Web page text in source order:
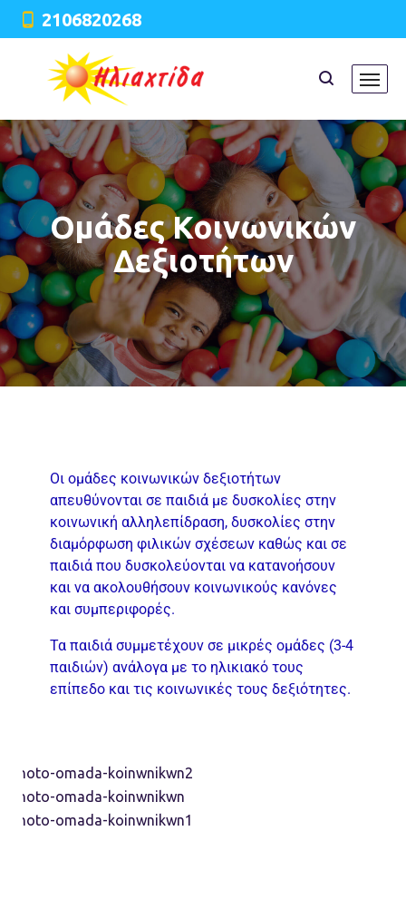
2106820268
Ομάδες Κοινωνικών
Δεξιοτήτων
Οι ομάδες κοινωνικών δεξιοτήτων
απευθύνονται σε παιδιά με δυσκολίες στην
κοινωνική αλληλεπίδραση, δυσκολίες στην
διαμόρφωση φιλικών σχέσεων καθώς και σε
παιδιά που δυσκολεύονται να κατανοήσουν
και να ακολουθήσουν κοινωνικούς κανόνες
και συμπεριφορές.
Τα παιδιά συμμετέχουν σε μικρές ομάδες (3-4
παιδιών) ανάλογα με το ηλικιακό τους
επίπεδο και τις κοινωνικές τους δεξιότητες.